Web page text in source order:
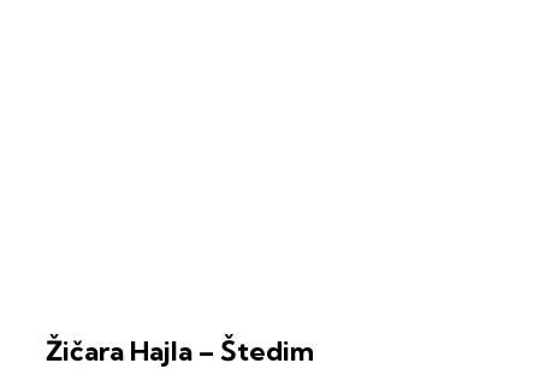
Žičara Hajla – Štedim